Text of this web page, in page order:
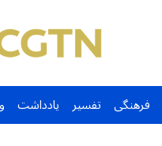
فرهنگی تفسیر یادداشت